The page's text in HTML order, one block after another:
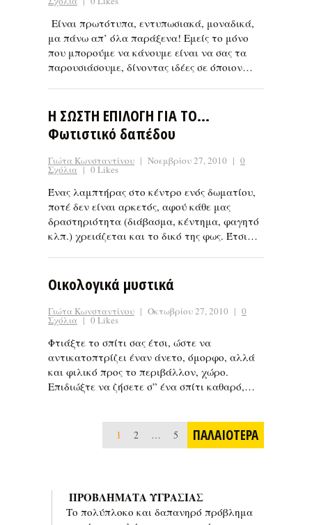
Είναι πρωτότυπα, εντυπωσιακά, μοναδικά,
μα πάνω απ’ όλα παράξενα! Εμείς το μόνο
που μπορούμε να κάνουμε είναι να σας τα
παρουσιάσουμε, δίνοντας ιδέες σε όποιον…
Η ΣΩΣΤΗ ΕΠΙΛΟΓΗ ΓΙΑ ΤΟ…
Φωτιστικό δαπέδου
Γιώτα Κωνσταντίνου | Νοεμβρίου 27, 2010 | 0
Σχόλια | 0 Likes
Ένας λαμπτήρας στο κέντρο ενός δωματίου,
ποτέ δεν είναι αρκετός, αφού κάθε μας
δραστηριότητα (διάβασμα, κέντημα, φαγητό
κλπ.) χρειάζεται και το δικό της φως. Έτσι…
Οικολογικά μυστικά
Γιώτα Κωνσταντίνου | Οκτωβρίου 27, 2010 | 0
Σχόλια | 0 Likes
Φτιάξτε το σπίτι σας έτσι, ώστε να
αντικατοπτρίζει έναν άνετο, όμορφο, αλλά
και φιλικό προς το περιβάλλον, χώρο.
Επιδιώξτε να ζήσετε σ” ένα σπίτι καθαρό,…
1 2 … 5 6ΠΑΛΑΙΟΤΕΡΑ
ΠΡΟΒΛΗΜΑΤΑ ΥΓΡΑΣΙΑΣ
Το πολύπλοκο και δαπανηρό πρόβλημα